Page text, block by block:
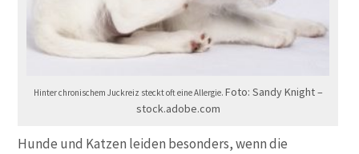
Hinter chronischem Juckreiz steckt oft eine Allergie. Foto: Sandy Knight –
stock.adobe.com
Hunde und Katzen leiden besonders, wenn die